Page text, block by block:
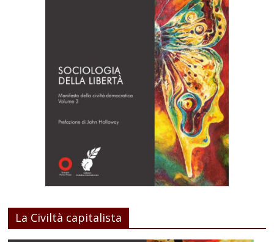
La Civiltà capitalista